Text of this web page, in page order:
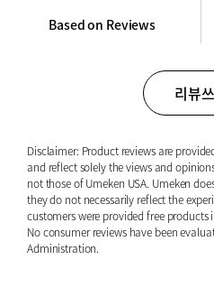
Based on Reviews
리뷰
Disclaimer: Product reviews are
and reflect solely the views and
not those of Umeken USA. Umeken
they do not necessarily reflect the
customers were provided free
No consumer reviews have been
Administration.
to price
검색